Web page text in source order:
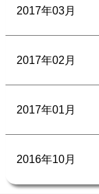
2017年03月
2017年02月
2017年01月
2016年10月